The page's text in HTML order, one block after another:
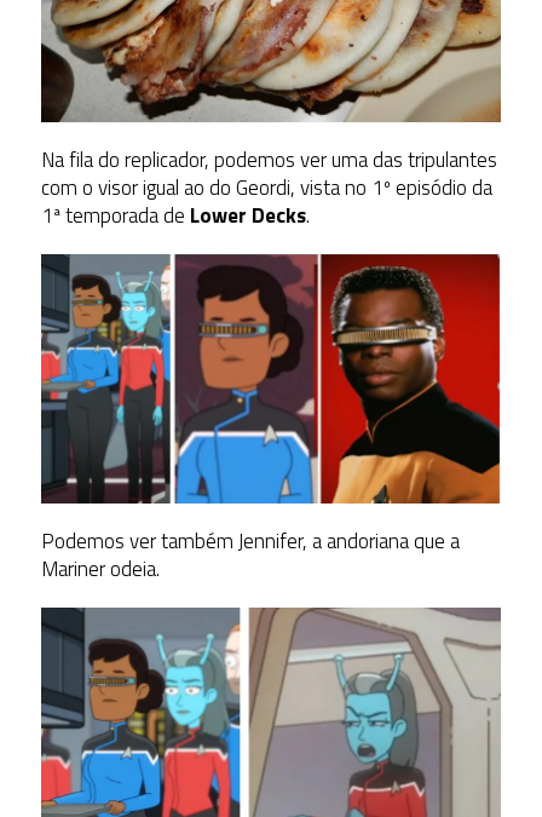
Na fila do replicador, podemos ver uma das tripulantes
com o visor igual ao do Geordi, vista no 1º episódio da
1ª temporada de Lower Decks.
Podemos ver também Jennifer, a andoriana que a
Mariner odeia.